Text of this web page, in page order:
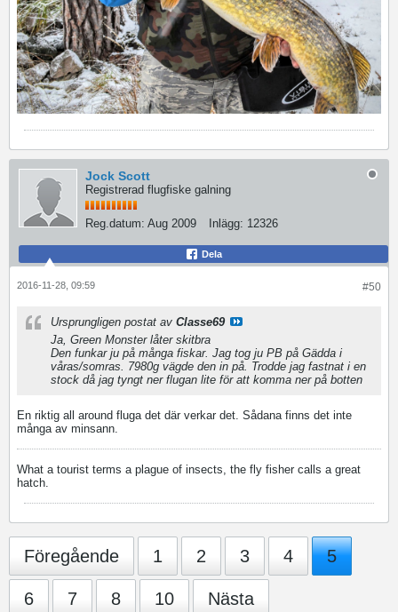
Jock Scott
Registrerad flugfiske galning
Reg.datum: Aug 2009 Inlägg: 12326
Dela
#50
2016-11-28, 09:59
Ursprungligen postat av Classe69
Ja, Green Monster låter skitbra
Den funkar ju på många fiskar. Jag tog ju PB på Gädda i
våras/somras. 7980g vägde den in på. Trodde jag fastnat i en
stock då jag tyngt ner flugan lite för att komma ner på botten
En riktig all around fluga det där verkar det. Sådana finns det inte
många av minsann.
What a tourist terms a plague of insects, the fly fisher calls a great
hatch.
Föregående 1 2 3 4 5
6 7 8 10 Nästa